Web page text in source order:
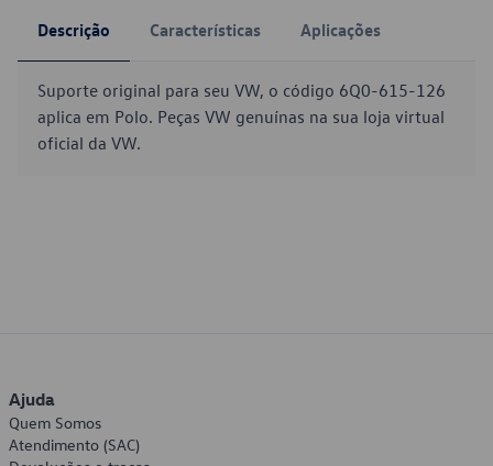
Descrição Características Aplicações
Suporte original para seu VW, o código 6Q0-615-126
aplica em Polo. Peças VW genuínas na sua loja virtual
oficial da VW.
Ajuda
Quem Somos
Atendimento (SAC)